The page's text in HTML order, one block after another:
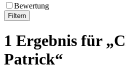
Bewertung
Filtern
1 Ergebnis für
Patrick“